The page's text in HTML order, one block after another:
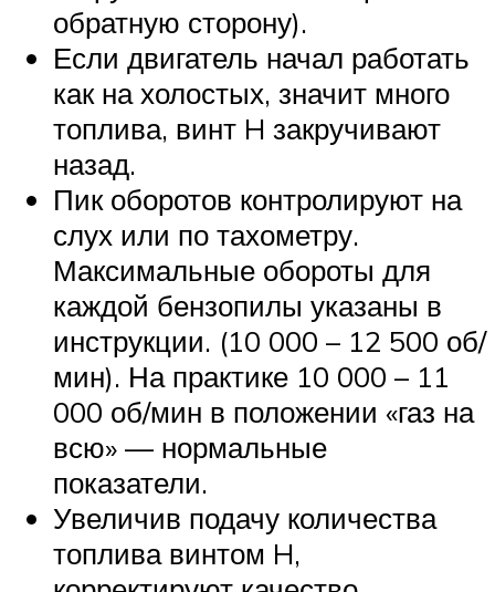
обратную сторону).
Если двигатель начал работать
как на холостых, значит много
топлива, винт H закручивают
назад.
Пик оборотов контролируют на
слух или по тахометру.
Максимальные обороты для
каждой бензопилы указаны в
инструкции. (10 000 – 12 500 об/
мин). На практике 10 000 – 11
000 об/мин в положении «газ на
всю» — нормальные
показатели.
Увеличив подачу количества
топлива винтом H,